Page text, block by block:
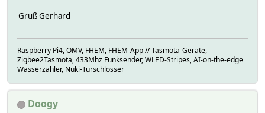
Gruß Gerhard
Raspberry Pi4, OMV, FHEM, FHEM-App // Tasmota-Geräte,
Zigbee2Tasmota, 433Mhz Funksender, WLED-Stripes, AI-on-the-edge
Wasserzähler, Nuki-Türschlösser
Doogy